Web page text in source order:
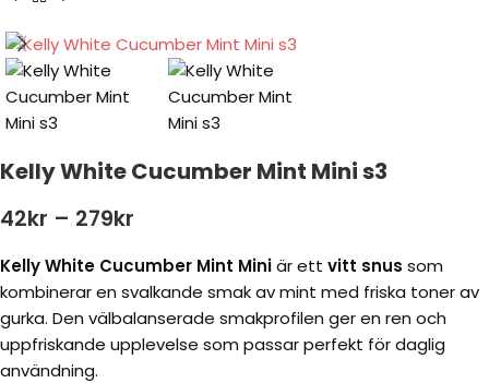
Kelly White Cucumber Mint Mini s3
42kr – 279kr
Kelly White Cucumber Mint Miniär ett vitt snus som
kombinerar en svalkande smak av mint med friska toner av
gurka. Den välbalanserade smakprofilen ger en ren och
uppfriskande upplevelse som passar perfekt för daglig
användning.